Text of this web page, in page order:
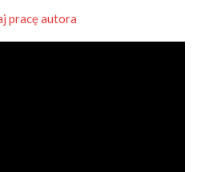
pracę autora